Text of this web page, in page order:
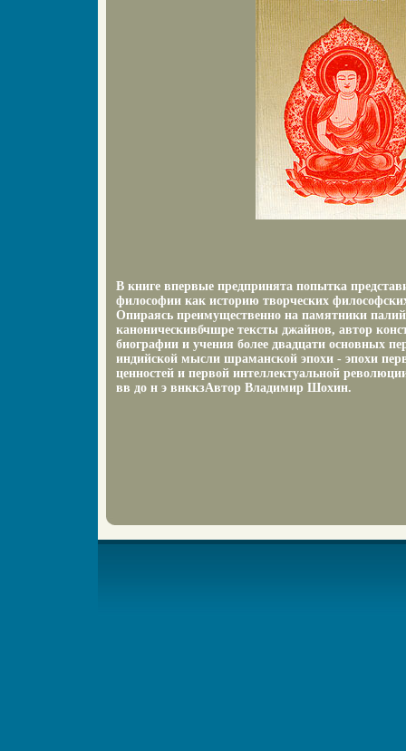
В книге впервые предпринята попытка
философии как историю творческих
Опираясь преимущественно на памятники
каноническивбчшре тексты джайнов, автор
биографии и учения более двадцати основных
индийской мысли шраманской эпохи - эпохи
ценностей и первой интеллектуальной
вв до н э внккзАвтор Владимир Шохин.